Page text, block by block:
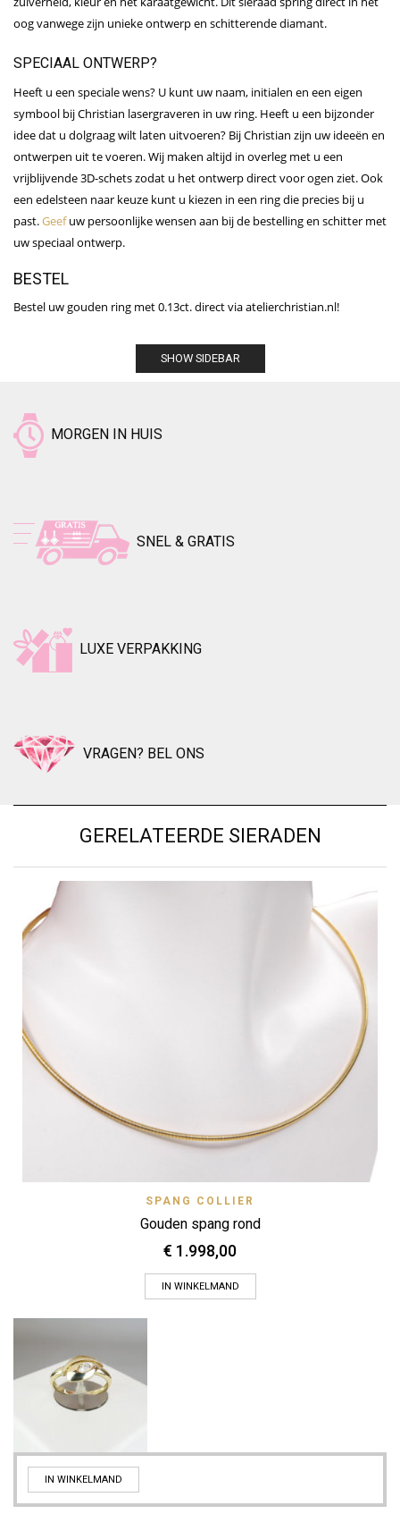
oog vanwege zijn unieke ontwerp en schitterende diamant.
SPECIAAL ONTWERP?
Heeft u een speciale wens? U kunt uw naam, initialen en een eigen
symbool bij Christian lasergraveren in uw ring. Heeft u een bijzonder
idee dat u dolgraag wilt laten uitvoeren? Bij Christian zijn uw ideeën en
ontwerpen uit te voeren. Wij maken altijd in overleg met u een
vrijblijvende 3D-schets zodat u het ontwerp direct voor ogen ziet. Ook
een edelsteen naar keuze kunt u kiezen in een ring die precies bij u
past.Geefuw persoonlijke wensen aan bij de bestelling en schitter met
uw speciaal ontwerp.
BESTEL
Bestel uw gouden ring met 0.13ct. direct via atelierchristian.nl!
SHOW SIDEBAR
MORGEN IN HUIS
SNEL & GRATIS
LUXE VERPAKKING
VRAGEN? BEL ONS
GERELATEERDE SIERADEN
SPANG COLLIER
Gouden spang rond
€ 1.998,00
IN WINKELMAND
IN WINKELMAND